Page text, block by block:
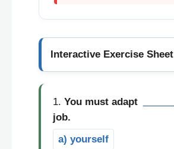
Interactive Exercise Sheet
1. You must adapt
job.
a) yourself